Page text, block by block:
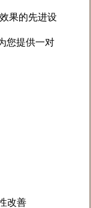
果的先进设
您提供一对
改善